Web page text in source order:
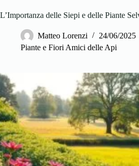
L’Importanza delle Siepi e delle Piante
Matteo Lorenzi 24/06/2025
Piante e Fiori Amici delle Api